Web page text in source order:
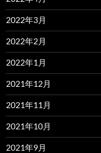
2022年3月
2022年2月
2022年1月
2021年12月
2021年11月
2021年10月
2021年9月